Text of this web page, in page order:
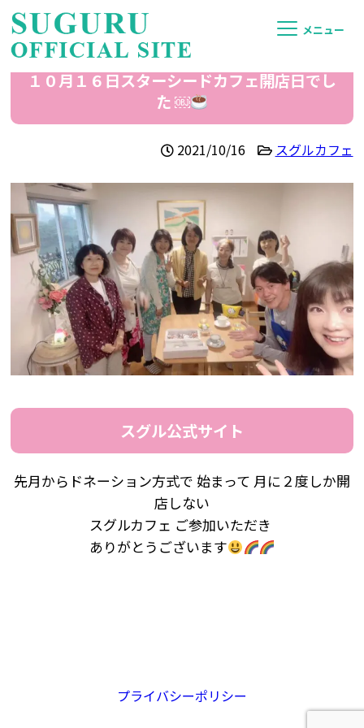
メニュー
１０月１６日スターシードカフェ開店日でし
た ￼
2021/10/16 スグルカフェ
スグル公式サイト
先月からドネーション方式で 始まって 月に２度しか開
店しない
スグルカフェ ご参加いただき
ありがとうございます
プライバシーポリシー